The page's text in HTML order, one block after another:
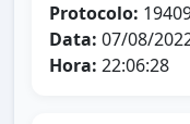
Protocolo:
Data: 07/08/
Hora: 22:06:28